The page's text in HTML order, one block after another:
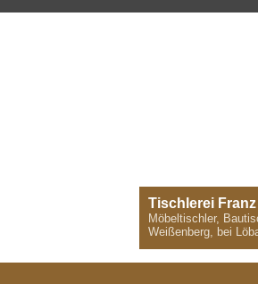
Tischlerei
Möbeltischler,
Weißenberg, bei